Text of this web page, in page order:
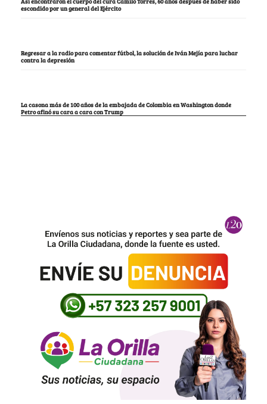
escondido por un general del Ejército
Regresar a la radio para comentar fútbol, la solución de Iván Mejía para luchar
contra la depresión
La casona más de 100 años de la embajada de Colombia en Washington donde
Petro afinó su cara a cara con Trump